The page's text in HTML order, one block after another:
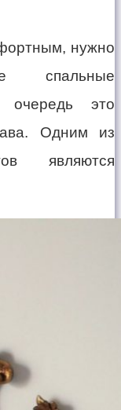
нужно
спальные
очередь это
Одним из
являются